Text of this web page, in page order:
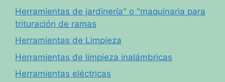
Herramientas de jardinería" o "maquinaria para
trituración de ramas
Herramientas de Limpieza
Herramientas de limpieza inalámbricas
Herramientas eléctricas